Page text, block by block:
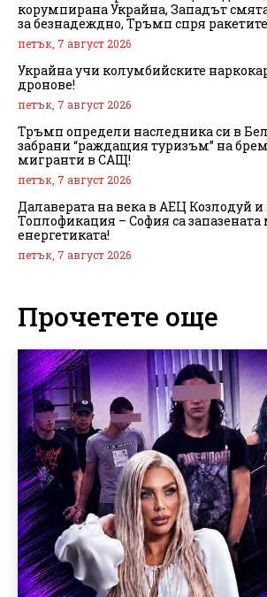
корумпирана Украйна, Западът
за безнадеждно, Тръмп спря
петък, 7 август 2026
Украйна учи колумбийските
дронове!
петък, 7 август 2026
Тръмп определи наследника си в
забрани “раждащия туризъм” на
мигранти в САЩ!
петък, 7 август 2026
Далаверата на века в АЕЦ Козлодуй и
Топлофикация – София са
енергетиката!
петък, 7 август 2026
Прочетете още